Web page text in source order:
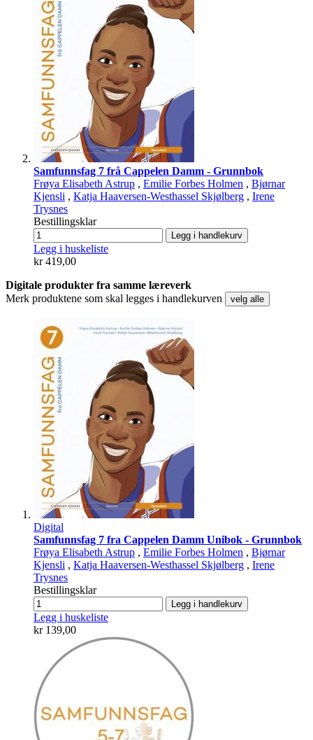
Samfunnsfag 7 frå Cappelen Damm - Grunnbok
Frøya Elisabeth Astrup , Emilie Forbes Holmen , Bjørnar
Kjensli , Katja Haaversen-Westhassel Skjølberg , Irene
Trysnes
Bestillingsklar
Legg i handlekurv
Legg i huskeliste
kr 419,00
Digitale produkter fra samme læreverk
Merk produktene som skal legges i handlekurven
velg alle
Digital
Samfunnsfag 7 fra Cappelen Damm Unibok - Grunnbok
Frøya Elisabeth Astrup , Emilie Forbes Holmen , Bjørnar
Kjensli , Katja Haaversen-Westhassel Skjølberg , Irene
Trysnes
Bestillingsklar
Legg i handlekurv
Legg i huskeliste
kr 139,00